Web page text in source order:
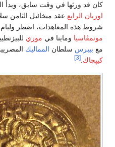
قد ورثها في وقت سابق، وبدأ التقارب
الرابععقد ميخائيل الثامن سلام مع
هذه المعاهدات، اضطر وليام الثاني
وماينا فيموري
بيبرس سلطانالمماليكالمصريين،
.
[3]